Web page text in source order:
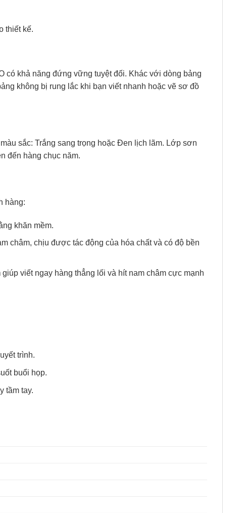
thiết kế.
có khả năng đứng vững tuyệt đối. Khác với dòng bảng
không bị rung lắc khi bạn viết nhanh hoặc vẽ sơ đồ
sắc: Trắng sang trọng hoặc Đen lịch lãm. Lớp sơn
đến hàng chục năm.
hàng:
khăn mềm.
châm, chịu được tác động của hóa chất và có độ bền
viết ngay hàng thẳng lối và hít nam châm cực mạnh
trình.
buổi họp.
tầm tay.